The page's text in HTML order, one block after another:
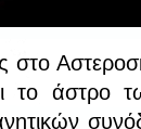
στο
το άστρο